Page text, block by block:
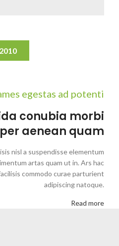
2010
egestas ad potenti
conubia morbi
aenean quam
nisl a suspendisse elementum
artas quam ut in. Ars hac
commodo curae parturient
adipiscing natoque.
Read more